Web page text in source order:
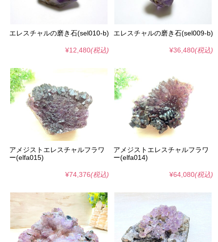
エレスチャルの磨き石(sel010-b)
¥12,480(税込)
エレスチャルの磨き石(sel009-b)
¥36,480(税込)
アメジストエレスチャルフラワ
ー(elfa015)
¥74,376(税込)
アメジストエレスチャルフラワ
ー(elfa014)
¥64,080(税込)